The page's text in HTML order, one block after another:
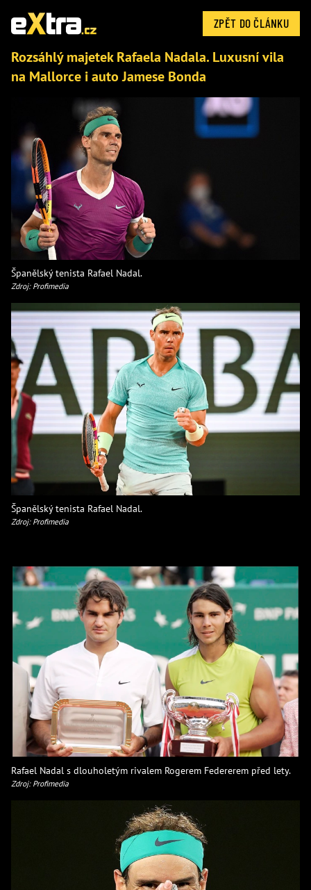
ZPĚT DO ČLÁNKU
Rozsáhlý majetek Rafaela Nadala. Luxusní vila
na Mallorce i auto Jamese Bonda
Španělský tenista Rafael Nadal.
Zdroj: Profimedia
Španělský tenista Rafael Nadal.
Zdroj: Profimedia
Rafael Nadal s dlouholetým rivalem Rogerem Federerem před lety.
Zdroj: Profimedia